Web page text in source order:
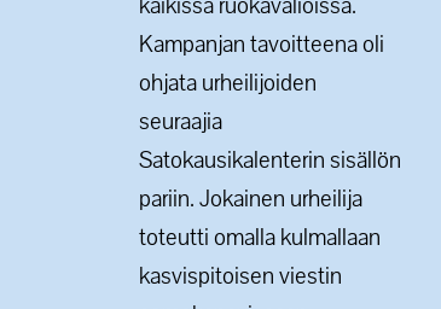
Kampanjan tavoitteena oli
ohjata urheilijoiden
seuraajia
Satokausikalenterin sisällön
pariin. Jokainen urheilija
toteutti omalla kulmallaan
kasvispitoisen viestin